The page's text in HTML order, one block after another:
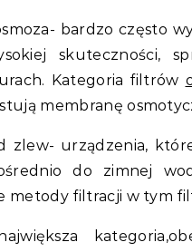
bardzo często
skuteczności,
Kategoria filtrów
membranę
zlew- urządzenia,
do zimnej
metody filtracji w tym